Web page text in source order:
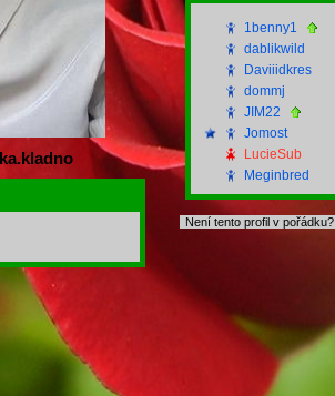
1benny1
dablikwild
Daviiidkres
dommj
JIM22
Jomost
LucieSub
Meginbred
Není tento profil v pořádku?